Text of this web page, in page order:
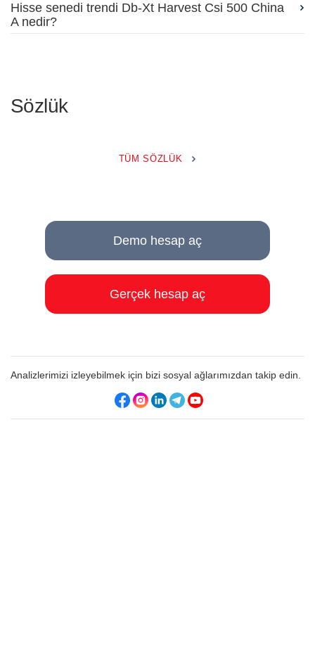
Hisse senedi trendi Db-Xt Harvest Csi 500 China
A nedir?
Sözlük
TÜM SÖZLÜK
Demo hesap aç
Gerçek hesap aç
Analizlerimizi izleyebilmek için bizi sosyal ağlarımızdan takip edin.